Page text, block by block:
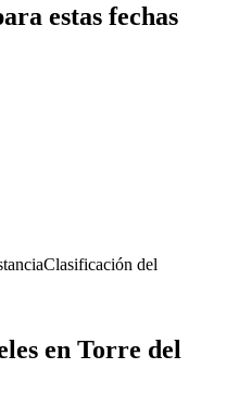
estas fechas
Clasificación del
en Torre del